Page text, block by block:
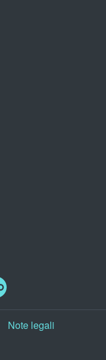
Note legali